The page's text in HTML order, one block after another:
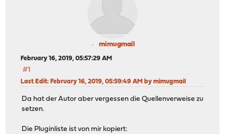
mimugmail
February 16, 2019, 05:57:29 AM
#1
Last Edit: February 16, 2019, 05:59:49 AM by mimugmail
Da hat der Autor aber vergessen die Quellenverweise zu
setzen.
Die Pluginliste ist von mir kopiert: